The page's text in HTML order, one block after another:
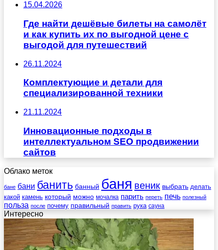
15.04.2026
Где найти дешёвые билеты на самолёт
и как купить их по выгодной цене с
выгодой для путешествий
26.11.2024
Комплектующие и детали для
специализированной техники
21.11.2024
Инновационные подходы в
интеллектуальном SEO продвижении
сайтов
Облако меток
бане бани банить банный баня веник выбрать делать
какой камень который можно мочалка парить переть печь полезный
польза после почему правильный править рука сауна
Интересно